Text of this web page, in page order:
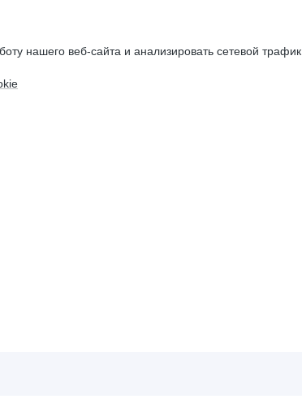
нашего веб-сайта и анализировать сетевой трафик.